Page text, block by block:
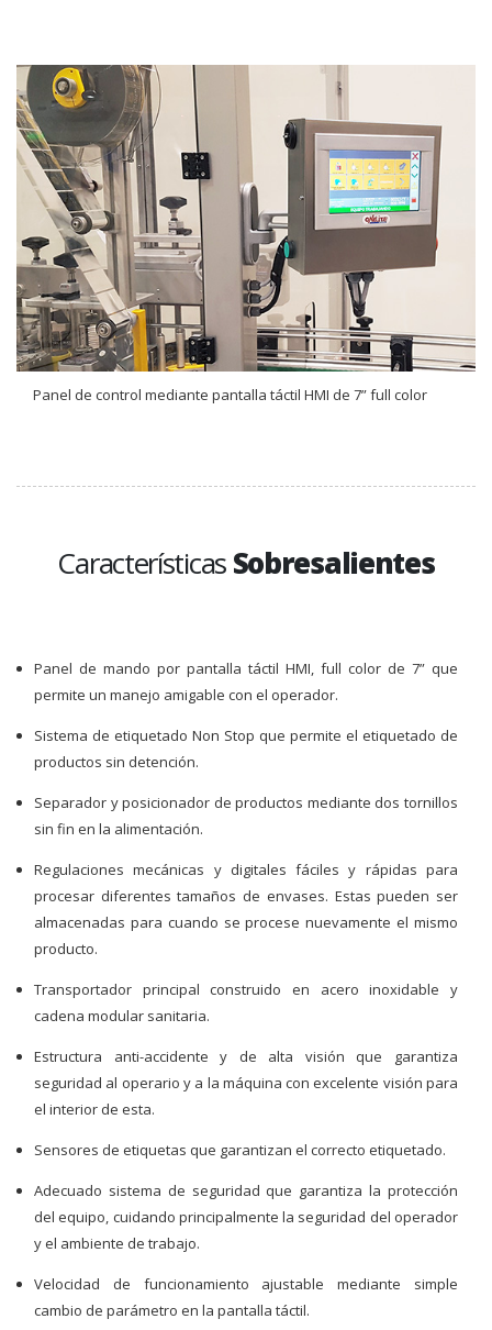
Panel de control mediante pantalla táctil HMI de 7” full color
CaracterísticasSobresalientes
Panel de mando por pantalla táctil HMI, full color de 7” que
permite un manejo amigable con el operador.
Sistema de etiquetado Non Stop que permite el etiquetado de
productos sin detención.
Separador y posicionador de productos mediante dos tornillos
sin fin en la alimentación.
Regulaciones mecánicas y digitales fáciles y rápidas para
procesar diferentes tamaños de envases. Estas pueden ser
almacenadas para cuando se procese nuevamente el mismo
producto.
Transportador principal construido en acero inoxidable y
cadena modular sanitaria.
Estructura anti-accidente y de alta visión que garantiza
seguridad al operario y a la máquina con excelente visión para
el interior de esta.
Sensores de etiquetas que garantizan el correcto etiquetado.
Adecuado sistema de seguridad que garantiza la protección
del equipo, cuidando principalmente la seguridad del operador
y el ambiente de trabajo.
Velocidad de funcionamiento ajustable mediante simple
cambio de parámetro en la pantalla táctil.